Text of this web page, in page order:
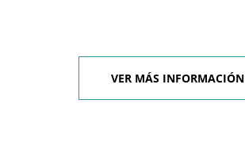
VER MÁS INFORMACIÓN